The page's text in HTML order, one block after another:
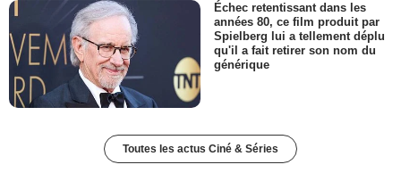
Échec retentissant dans les
années 80, ce film produit par
Spielberg lui a tellement déplu
qu'il a fait retirer son nom du
générique
Toutes les actus Ciné & Séries